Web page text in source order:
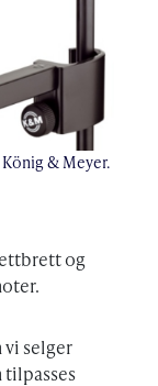
& Meyer.
og
vi selger
tilpasses